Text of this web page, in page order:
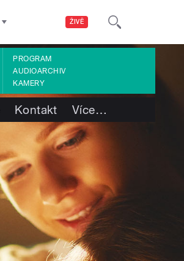
ŽIVĚ
PROGRAM
AUDIOARCHIV
KAMERY
Kontakt Více…